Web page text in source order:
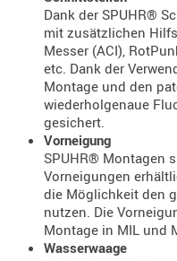
Dank der SPUHR®
mit zusätzlichen
Messer (ACI),
etc. Dank der
Montage und den
wiederholgenaue
gesichert.
Vorneigung
SPUHR® Montagen
Vorneigungen
die Möglichkeit den
nutzen. Die
Montage in MIL und
Wasserwaage